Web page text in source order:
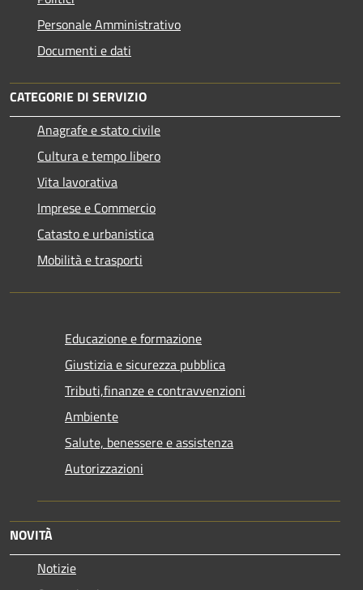
Personale Amministrativo
Documenti e dati
CATEGORIE DI SERVIZIO
Anagrafe e stato civile
Cultura e tempo libero
Vita lavorativa
Imprese e Commercio
Catasto e urbanistica
Mobilità e trasporti
Educazione e formazione
Giustizia e sicurezza pubblica
Tributi,finanze e contravvenzioni
Ambiente
Salute, benessere e assistenza
Autorizzazioni
NOVITÀ
Notizie